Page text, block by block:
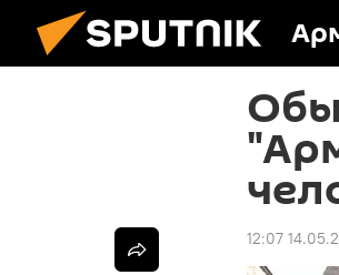
12:07